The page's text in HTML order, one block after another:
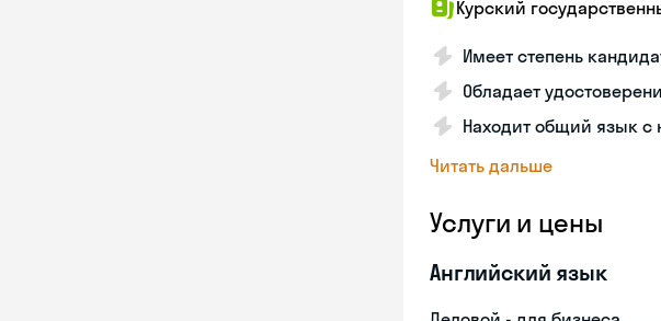
Курский
Имеет степень
Обладает
Находит общий язык
Читать дальше
Услуги и цены
Английский язык